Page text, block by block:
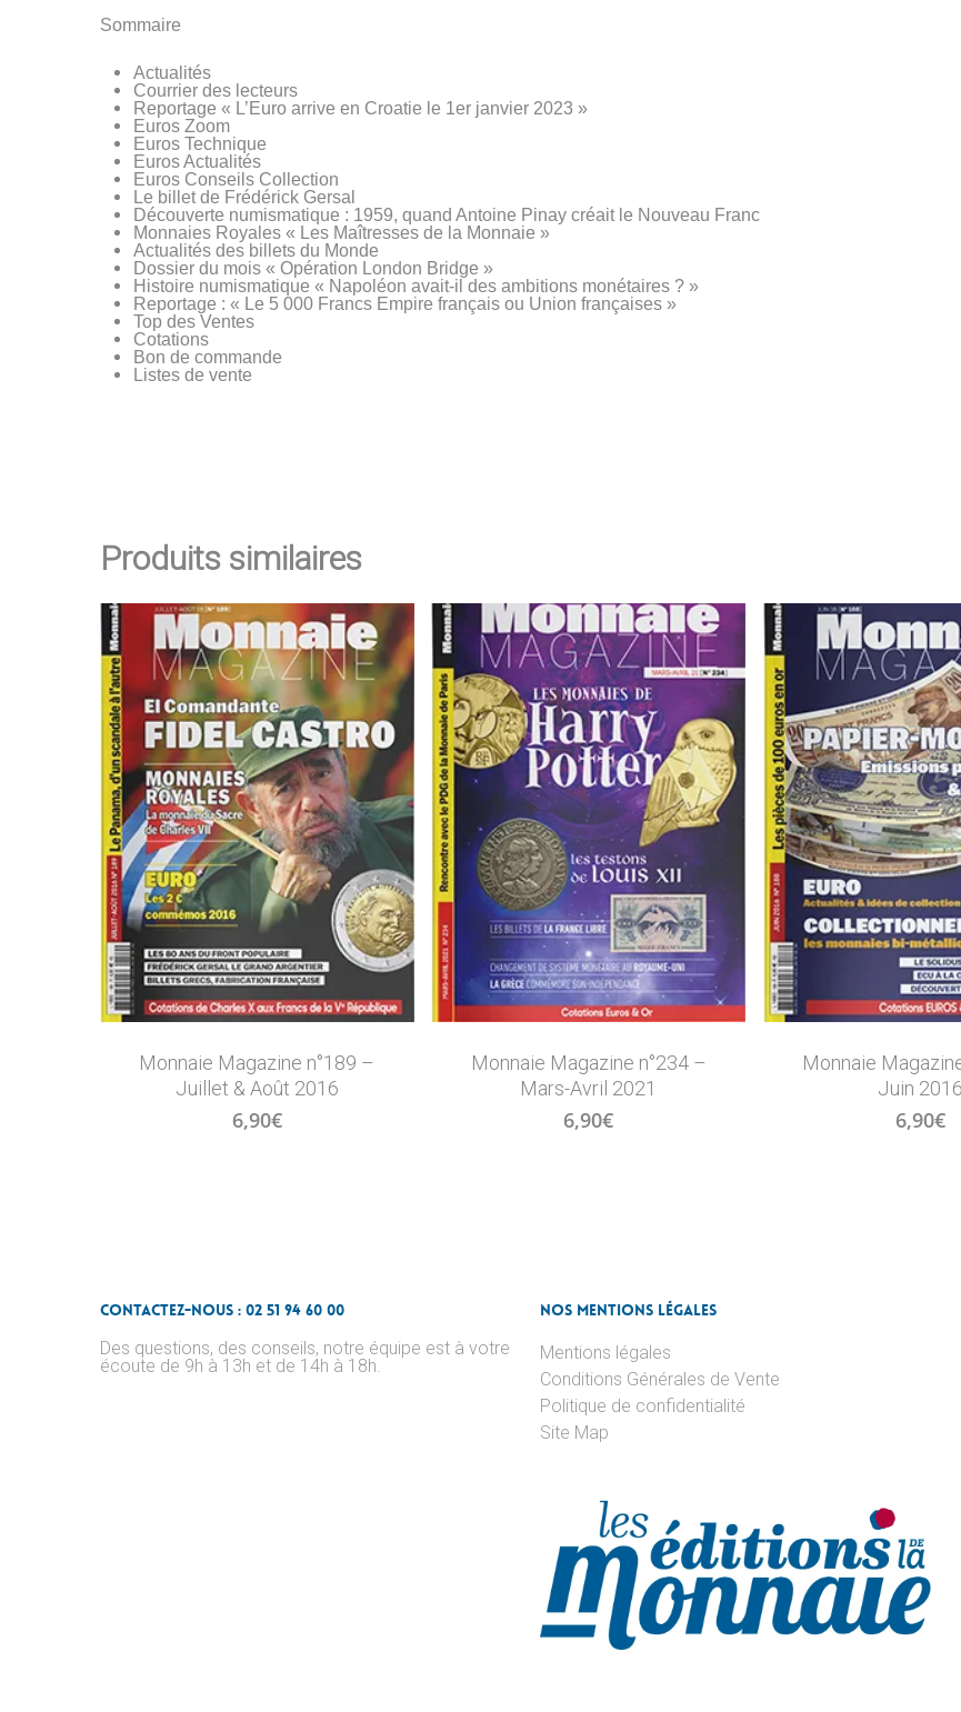
Sommaire
Actualités
Courrier des lecteurs
Reportage « L’Euro arrive en Croatie le 1er janvier 2023 »
Euros Zoom
Euros Technique
Euros Actualités
Euros Conseils Collection
Le billet de Frédérick Gersal
Découverte numismatique : 1959, quand Antoine Pinay créait le Nouveau Franc
Monnaies Royales « Les Maîtresses de la Monnaie »
Actualités des billets du Monde
Dossier du mois « Opération London Bridge »
Histoire numismatique « Napoléon avait-il des ambitions monétaires ? »
Reportage : « Le 5 000 Francs Empire français ou Union françaises »
Top des Ventes
Cotations
Bon de commande
Listes de vente
Produits similaires
Monnaie Magazine n°189 –
Juillet & Août 2016
6,90€
Monnaie Magazine n°234 –
Mars-Avril 2021
6,90€
Monnaie
Juin 2016
6,90€
Contactez-nous : 02 51 94 60 00
Des questions, des conseils, notre équipe est à votre
écoute de 9h à 13h et de 14h à 18h.
Nos Mentions Légales
Mentions légales
Conditions Générales de Vente
Politique de confidentialité
Site Map